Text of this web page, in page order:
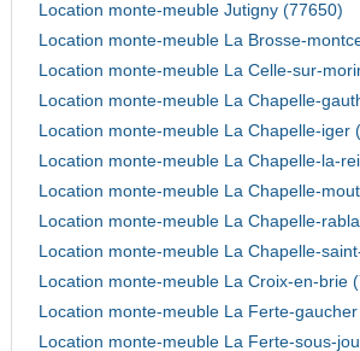
Location monte-meuble Jutigny (77650)
Location monte-meuble La Brosse-
Location monte-meuble La Celle-sur-
Location monte-meuble La Chapelle-
Location monte-meuble La Chapelle-iger
Location monte-meuble La Chapelle-la-
Location monte-meuble La Chapelle-
Location monte-meuble La Chapelle-
Location monte-meuble La Chapelle-
Location monte-meuble La Croix-en-brie
Location monte-meuble La Ferte-
Location monte-meuble La Ferte-sous-